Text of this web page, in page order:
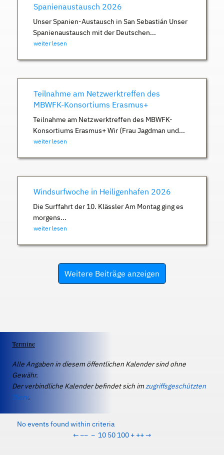
Spanienaustausch 2026
Unser Spanien-Austausch in San Sebastián Unser
Spanienaustausch mit der Deutschen...
weiter lesen
Teilnahme am Netzwerktreffen des
MBWFK-Konsortiums Erasmus+
Teilnahme am Netzwerktreffen des MBWFK-
Konsortiums Erasmus+ Wir (Frau Jagdman und...
weiter lesen
Windsurfwoche in Heiligenhafen 2026
Die Surffahrt der 10. Klässler Am Montag ging es
morgens...
weiter lesen
Weitere Beiträge anzeigen
Termine
Alle Angaben in diesem öffentlichen Kalender sind ohne
Gewähr.
Der verbindliche Kalender befindet sich imzugriffsgeschützten
IServ.
No events found within criteria
← −− − 10 50 100 + ++→